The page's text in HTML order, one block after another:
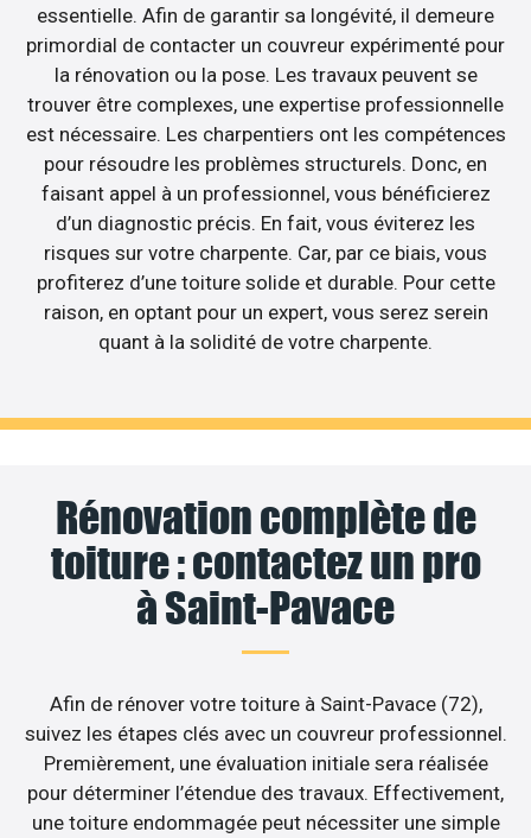
essentielle. Afin de garantir sa longévité, il demeure
primordial de contacter un couvreur expérimenté pour
la rénovation ou la pose. Les travaux peuvent se
trouver être complexes, une expertise professionnelle
est nécessaire. Les charpentiers ont les compétences
pour résoudre les problèmes structurels. Donc, en
faisant appel à un professionnel, vous bénéficierez
d’un diagnostic précis. En fait, vous éviterez les
risques sur votre charpente. Car, par ce biais, vous
profiterez d’une toiture solide et durable. Pour cette
raison, en optant pour un expert, vous serez serein
quant à la solidité de votre charpente.
Rénovation complète de
toiture : contactez un pro
à Saint-Pavace
Afin de rénover votre toiture à Saint-Pavace (72),
suivez les étapes clés avec un couvreur professionnel.
Premièrement, une évaluation initiale sera réalisée
pour déterminer l’étendue des travaux. Effectivement,
une toiture endommagée peut nécessiter une simple